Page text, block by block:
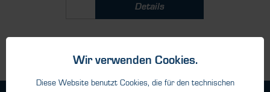
Details
Wir verwenden Cookies.
Diese Website benutzt Cookies, die für den technischen